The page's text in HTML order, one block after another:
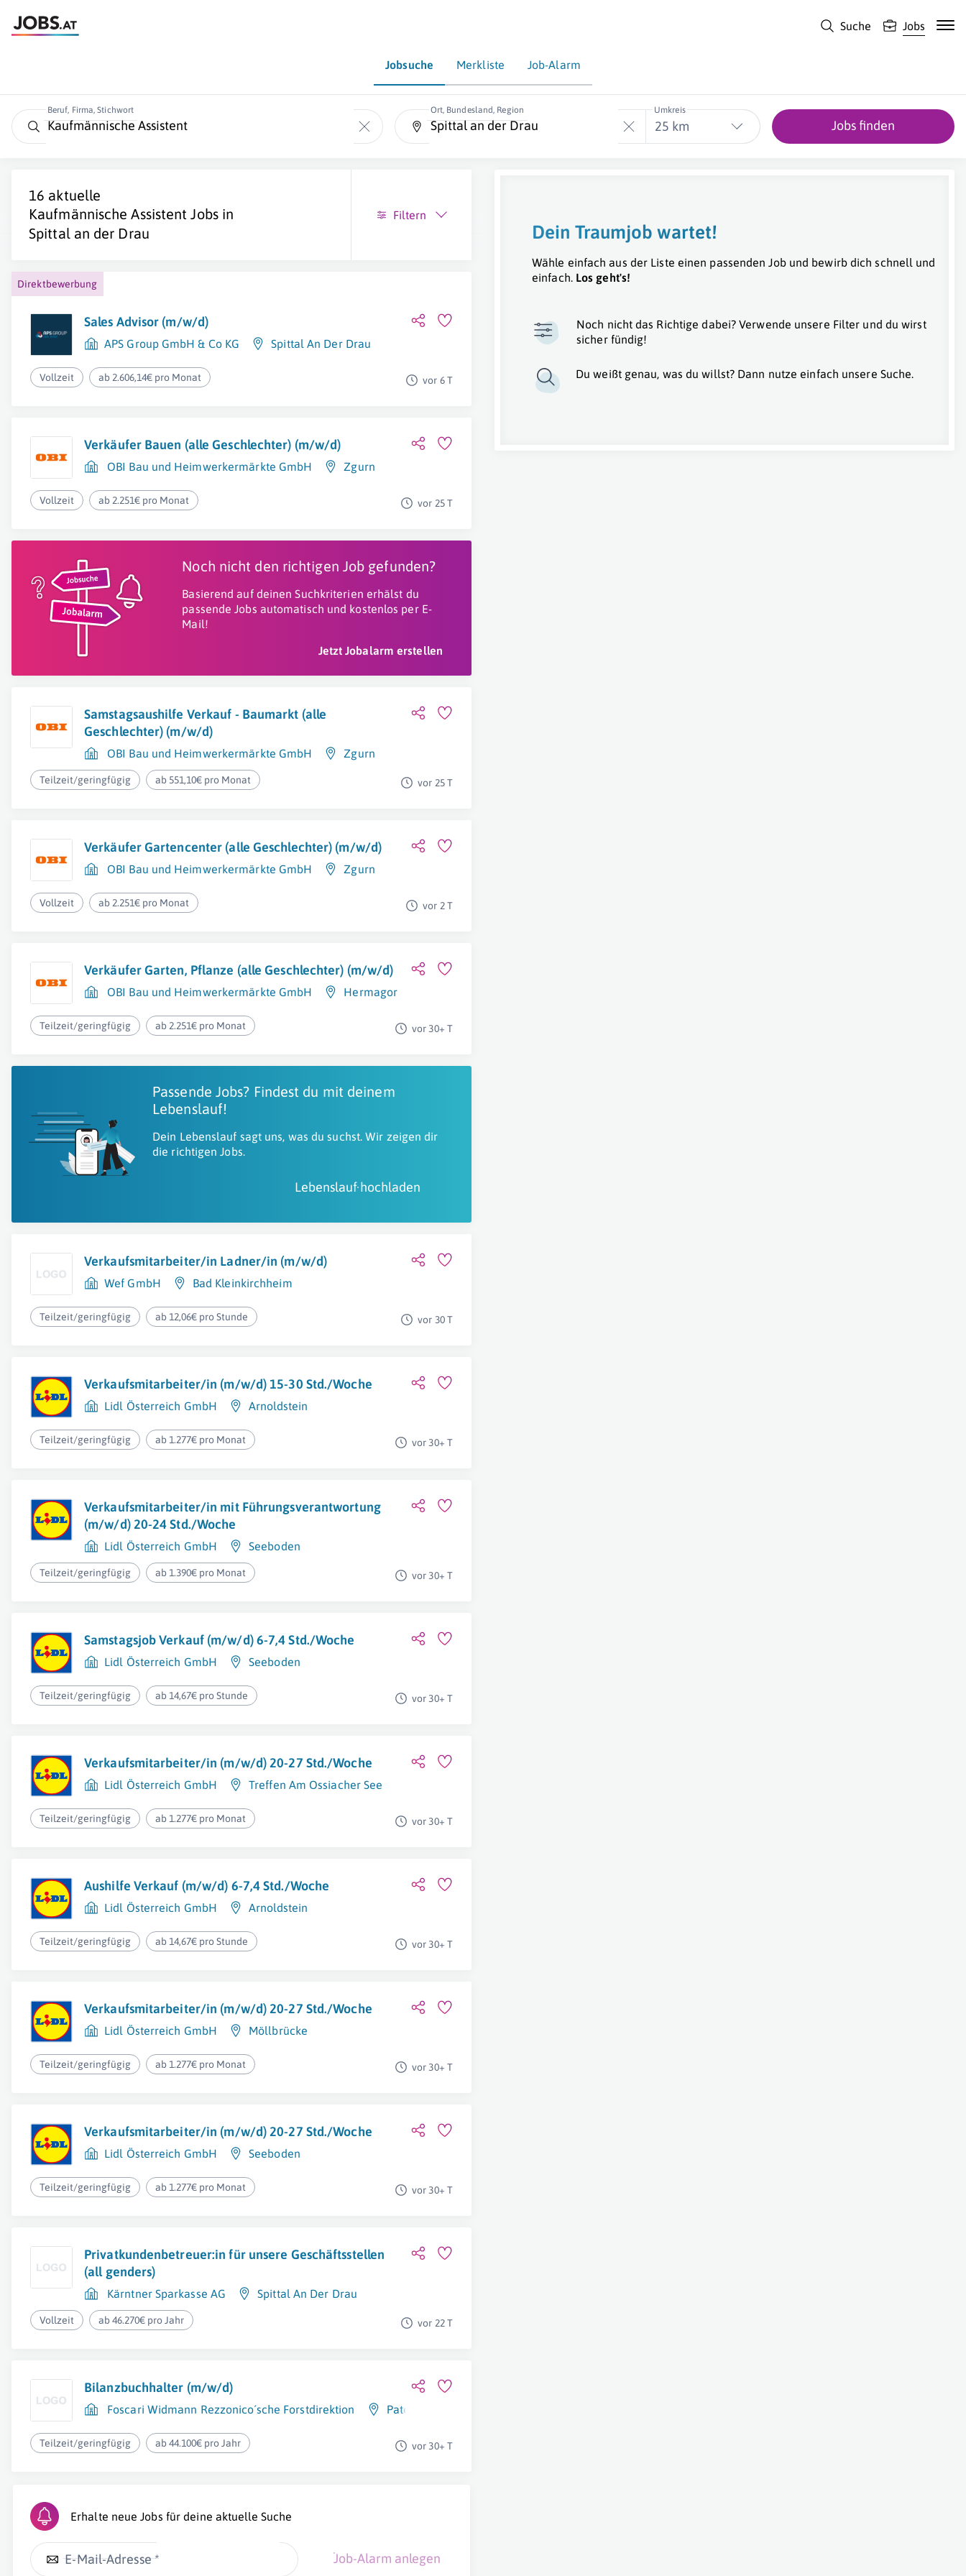
Suche Jobs
Jobsuche Merkliste Job-Alarm
Beruf, Firma, Stichwort Ort, Bundesland, Region Umkreis
25 km Jobs finden
16 aktuelle
Kaufmännische Assistent Jobs in
Spittal an der Drau
Filtern
Direktbewerbung
Sales Advisor (m/w/d)
APS Group GmbH & Co KG Spittal An Der Drau
Vollzeit ab 2.606,14€ pro Monat vor 6 T
Verkäufer Bauen (alle Geschlechter) (m/w/d)
OBI Bau und Heimwerkermärkte GmbH Zgurn
Vollzeit ab 2.251€ pro Monat vor 25 T
Noch nicht den richtigen Job gefunden?
Basierend auf deinen Suchkriterien erhälst du
passende Jobs automatisch und kostenlos per E-
Mail!
Jetzt Jobalarm erstellen
Samstagsaushilfe Verkauf - Baumarkt (alle
Geschlechter) (m/w/d)
OBI Bau und Heimwerkermärkte GmbH Zgurn
Teilzeit/geringfügig ab 551,10€ pro Monat vor 25 T
Verkäufer Gartencenter (alle Geschlechter) (m/w/d)
OBI Bau und Heimwerkermärkte GmbH Zgurn
Vollzeit ab 2.251€ pro Monat vor 2 T
Verkäufer Garten, Pflanze (alle Geschlechter) (m/w/d)
OBI Bau und Heimwerkermärkte GmbH Hermagor
Teilzeit/geringfügig ab 2.251€ pro Monat vor 30+ T
Passende Jobs? Findest du mit deinem
Lebenslauf!
Dein Lebenslauf sagt uns, was du suchst. Wir zeigen dir
die richtigen Jobs.
Lebenslauf hochladen
Verkaufsmitarbeiter/in Ladner/in (m/w/d)
Wef GmbH Bad Kleinkirchheim
Teilzeit/geringfügig ab 12,06€ pro Stunde vor 30 T
Verkaufsmitarbeiter/in (m/w/d) 15-30 Std./Woche
Lidl Österreich GmbH Arnoldstein
Teilzeit/geringfügig ab 1.277€ pro Monat vor 30+ T
Verkaufsmitarbeiter/in mit Führungsverantwortung
(m/w/d) 20-24 Std./Woche
Lidl Österreich GmbH Seeboden
Teilzeit/geringfügig ab 1.390€ pro Monat vor 30+ T
Samstagsjob Verkauf (m/w/d) 6-7,4 Std./Woche
Lidl Österreich GmbH Seeboden
Teilzeit/geringfügig ab 14,67€ pro Stunde vor 30+ T
Verkaufsmitarbeiter/in (m/w/d) 20-27 Std./Woche
Lidl Österreich GmbH Treffen Am Ossiacher See
Teilzeit/geringfügig ab 1.277€ pro Monat vor 30+ T
Aushilfe Verkauf (m/w/d) 6-7,4 Std./Woche
Lidl Österreich GmbH Arnoldstein
Teilzeit/geringfügig ab 14,67€ pro Stunde vor 30+ T
Verkaufsmitarbeiter/in (m/w/d) 20-27 Std./Woche
Lidl Österreich GmbH Möllbrücke
Teilzeit/geringfügig ab 1.277€ pro Monat vor 30+ T
Verkaufsmitarbeiter/in (m/w/d) 20-27 Std./Woche
Lidl Österreich GmbH Seeboden
Teilzeit/geringfügig ab 1.277€ pro Monat vor 30+ T
Privatkundenbetreuer:in für unsere Geschäftsstellen
(all genders)
Kärntner Sparkasse AG Spittal An Der Drau
Vollzeit ab 46.270€ pro Jahr vor 22 T
Bilanzbuchhalter (m/w/d)
Foscari Widmann Rezzonico´sche Forstdirektion Paternion
Teilzeit/geringfügig ab 44.100€ pro Jahr vor 30+ T
Erhalte neue Jobs für deine aktuelle Suche
E-Mail-Adresse * Job-Alarm anlegen
Dein Traumjob wartet!
Wähle einfach aus der Liste einen passenden Job und bewirb dich schnell und
einfach. Los geht's!
Noch nicht das Richtige dabei? Verwende unsere Filter und du wirst
sicher fündig!
Du weißt genau, was du willst? Dann nutze einfach unsere Suche.